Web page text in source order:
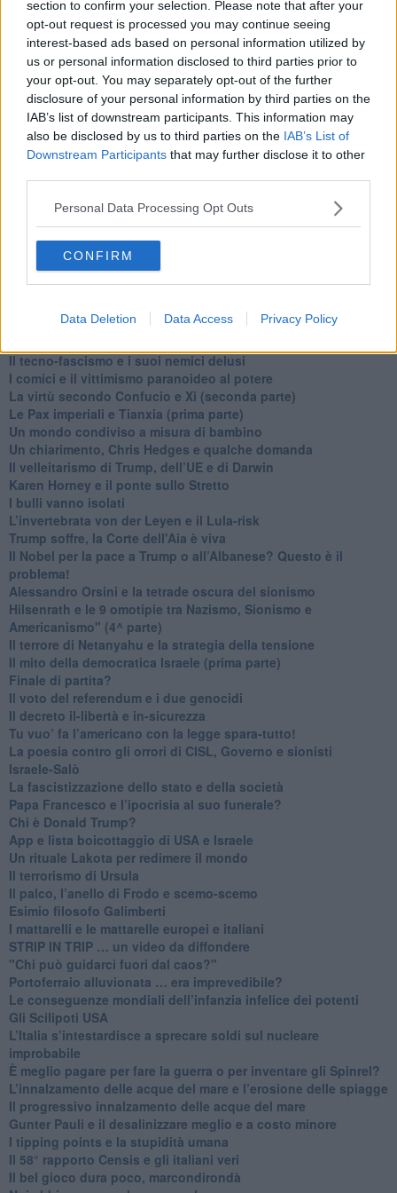
section to confirm your selection. Please note that after your
opt-out request is processed you may continue seeing
interest-based ads based on personal information utilized by
us or personal information disclosed to third parties prior to
your opt-out. You may separately opt-out of the further
disclosure of your personal information by third parties on the
IAB’s list of downstream participants. This information may
also be disclosed by us to third parties on the IAB’s List of
Downstream Participants that may further disclose it to other
Personal Data Processing Opt Outs
CONFIRM
Data Deletion Data Access Privacy Policy
​I vestiti nuovi degli imperatori baltici
​Pupazzi!
​Il Wild West di Trump
​La depressione infantile di Roger Waters e la propaganda di
guerra"
​La disinformazione climatica veicolata dai media
Senza una Retta Visione l’Uomo è un automa
​La propaganda bellica nostrana vs l’hasbarà dei sionisti
​La cleptocrazia e lo studio sociologico della propaganda di
guerra
​Uccidere per gioco: il cacciatore e chi vuole armarsi
​La Cop 30 di Belem giorno per giorno
La Cop 30, i crimini e i misfatti verso la vita sulla terra
​Cop 30, uragani e riconversione delle spese militari
La responsabilità storica della morte sulla terra
dell’ignoranza
​Il tecno-fascismo e i suoi nemici delusi
​I comici e il vittimismo paranoideo al potere
​La virtù secondo Confucio e Xi (seconda parte)
Le Pax imperiali e Tianxia (prima parte)
Un mondo condiviso a misura di bambino
​Un chiarimento, Chris Hedges e qualche domanda
Il velleitarismo di Trump, dell’UE e di Darwin
​Karen Horney e il ponte sullo Stretto
​I bulli vanno isolati
L’invertebrata von der Leyen e il Lula-risk
Trump soffre, la Corte dell'Aia è viva
​Il Nobel per la pace a Trump o all’Albanese? Questo è il
problema!
​Alessandro Orsini e la tetrade oscura del sionismo
​Hilsenrath e le 9 omotipie tra Nazismo, Sionismo e
Americanismo" (4^ parte)
​Il terrore di Netanyahu e la strategia della tensione
Il mito della democratica Israele (prima parte)
​Finale di partita?
​Il voto del referendum e i due genocidi
Il decreto il-libertà e in-sicurezza
Tu vuo’ fa l’americano con la legge spara-tutto!
La poesia contro gli orrori di CISL, Governo e sionisti
Israele-Salò
​La fascistizzazione dello stato e della società
Papa Francesco e l’ipocrisia al suo funerale?
​Chi è Donald Trump?
App e lista boicottaggio di USA e Israele
​Un rituale Lakota per redimere il mondo
Il terrorismo di Ursula
​Il palco, l’anello di Frodo e scemo-scemo
Esimio filosofo Galimberti
​I mattarelli e le mattarelle europei e italiani
​STRIP IN TRIP … un video da diffondere
"Chi può guidarci fuori dal caos?"
​Portoferraio alluvionata … era imprevedibile?
Le conseguenze mondiali dell’infanzia infelice dei potenti
​Gli Scilipoti USA
L’Italia s’intestardisce a sprecare soldi sul nucleare
improbabile
È meglio pagare per fare la guerra o per inventare gli Spinrel?
​L’innalzamento delle acque del mare e l’erosione delle spiagge
​Il progressivo innalzamento delle acque del mare
​Gunter Pauli e il desalinizzare meglio e a costo minore
I tipping points e la stupidità umana
​Il 58° rapporto Censis e gli italiani veri
​Il bel gioco dura poco, marcondirondà